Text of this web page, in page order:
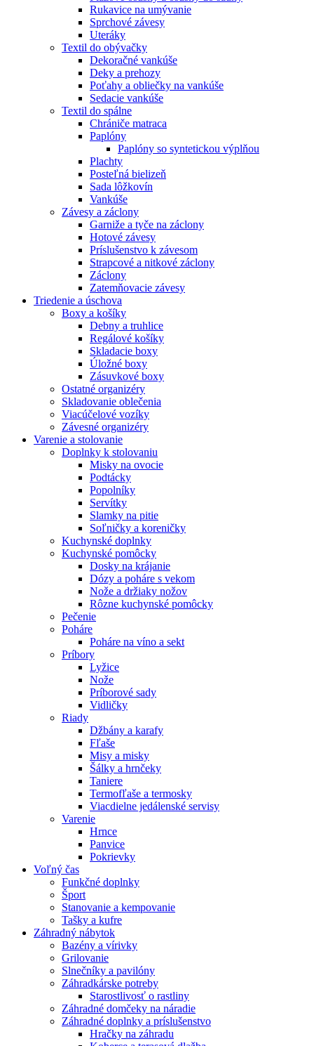
Rukavice na umývanie
Sprchové závesy
Uteráky
Textil do obývačky
Dekoračné vankúše
Deky a prehozy
Poťahy a obliečky na vankúše
Sedacie vankúše
Textil do spálne
Chrániče matraca
Paplóny
Paplóny so syntetickou výplňou
Plachty
Posteľná bielizeň
Sada lôžkovín
Vankúše
Závesy a záclony
Garniže a tyče na záclony
Hotové závesy
Príslušenstvo k závesom
Strapcové a nitkové záclony
Záclony
Zatemňovacie závesy
Triedenie a úschova
Boxy a košíky
Debny a truhlice
Regálové košíky
Skladacie boxy
Úložné boxy
Zásuvkové boxy
Ostatné organizéry
Skladovanie oblečenia
Viacúčelové vozíky
Závesné organizéry
Varenie a stolovanie
Doplnky k stolovaniu
Misky na ovocie
Podtácky
Popolníky
Servítky
Slamky na pitie
Soľničky a koreničky
Kuchynské doplnky
Kuchynské pomôcky
Dosky na krájanie
Dózy a poháre s vekom
Nože a držiaky nožov
Rôzne kuchynské pomôcky
Pečenie
Poháre
Poháre na víno a sekt
Príbory
Lyžice
Nože
Príborové sady
Vidličky
Riady
Džbány a karafy
Fľaše
Misy a misky
Šálky a hrnčeky
Taniere
Termofľaše a termosky
Viacdielne jedálenské servisy
Varenie
Hrnce
Panvice
Pokrievky
Voľný čas
Funkčné doplnky
Šport
Stanovanie a kempovanie
Tašky a kufre
Záhradný nábytok
Bazény a vírivky
Grilovanie
Slnečníky a pavilóny
Záhradkárske potreby
Starostlivosť o rastliny
Záhradné domčeky na náradie
Záhradné doplnky a príslušenstvo
Hračky na záhradu